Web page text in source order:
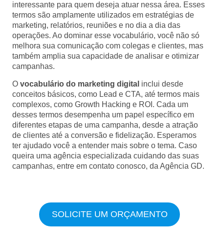
interessante para quem deseja atuar nessa área. Esses
termos são amplamente utilizados em estratégias de
marketing, relatórios, reuniões e no dia a dia das
operações. Ao dominar esse vocabulário, você não só
melhora sua comunicação com colegas e clientes, mas
também amplia sua capacidade de analisar e otimizar
campanhas.
O vocabulário do marketing digital inclui desde
conceitos básicos, como Lead e CTA, até termos mais
complexos, como Growth Hacking e ROI. Cada um
desses termos desempenha um papel específico em
diferentes etapas de uma campanha, desde a atração
de clientes até a conversão e fidelização. Esperamos
ter ajudado você a entender mais sobre o tema. Caso
queira uma agência especializada cuidando das suas
campanhas, entre em contato conosco, da Agência GD.
SOLICITE UM ORÇAMENTO